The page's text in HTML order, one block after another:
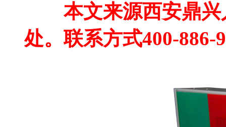
本文来源西安鼎兴
处。联系方式400-886-